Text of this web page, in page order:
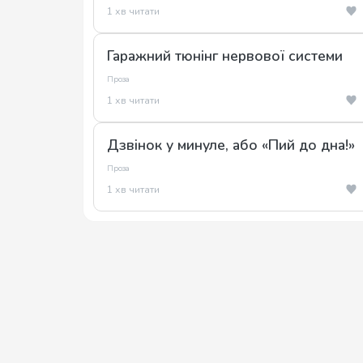
1 хв читати
Гаражний тюнінг нервової системи
Проза
1 хв читати
Дзвінок у минуле, або «Пий до дна!»
Проза
1 хв читати